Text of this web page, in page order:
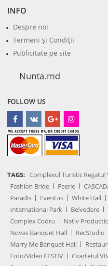
INFO
Despre noi
Termeni şi Condiţii
Publicitate pe site
Nunta.md
FOLLOW US
TAGS: Complexul Turistic Regatul
Fashion Bride
Feerie
Paradis
Eventus White Hall
International Park
Belvedere
Complex Codru
Nativ
Novas Banquet Hall
RecStudio
Marry Me Banquet Hall
Foto/Video FESTIV
Cvartetul